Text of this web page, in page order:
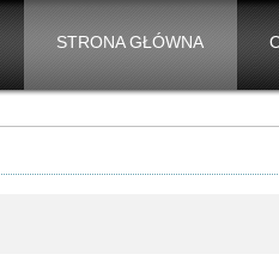
STRONA GŁÓWNA